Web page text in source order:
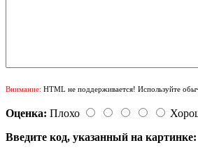
Внимание: HTML не поддерживается! Используйте
Оценка: Плохо
Введите код, указанный на картинке: